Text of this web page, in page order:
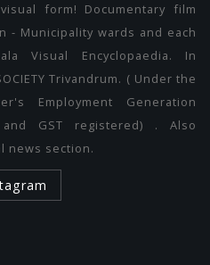
form! Documentary film
- Municipality wards and each
Visual Encyclopaedia. In
Trivandrum. ( Under the
Employment Generation
GST registered) . Also
news section.